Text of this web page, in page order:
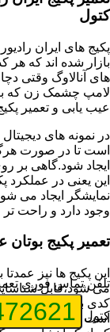
کتول
پکیج های ایران
بازار شده اند که
های آنالاوگ وقتی
لامپ چشمک زن که بر
عیب یابی و تعمیر پکیج
در نمونه های
است تا در صورت
ایجاد شود.گاهی بر
این یعنی در عملکرد
نمایشگر ایجاد می
وجود دارد و راحت تر
تعمیر پکیج بوتان
این پکیج ها نیز
می شود،قابل
کدی برای شما نمایش
است که عیب یابی
تلفن تماس فوری
کتول